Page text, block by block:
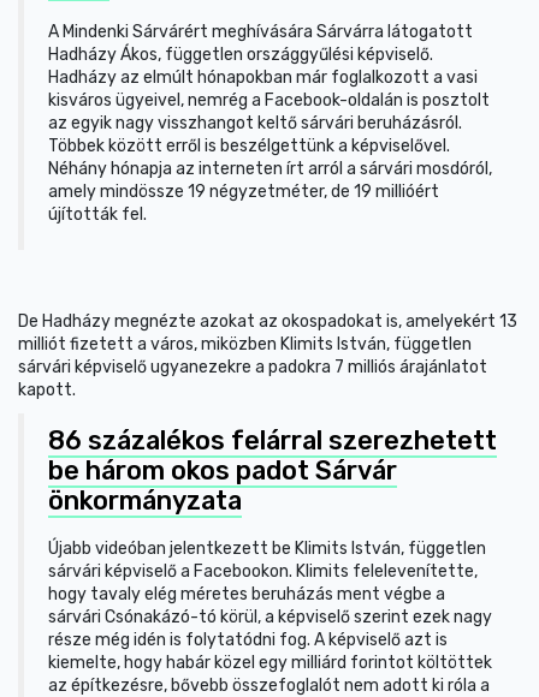
A Mindenki Sárvárért meghívására Sárvárra látogatott
Hadházy Ákos, független országgyűlési képviselő.
Hadházy az elmúlt hónapokban már foglalkozott a vasi
kisváros ügyeivel, nemrég a Facebook-oldalán is posztolt
az egyik nagy visszhangot keltő sárvári beruházásról.
Többek között erről is beszélgettünk a képviselővel.
Néhány hónapja az interneten írt arról a sárvári mosdóról,
amely mindössze 19 négyzetméter, de 19 millióért
újították fel.
De Hadházy megnézte azokat az okospadokat is, amelyekért 13
milliót fizetett a város, miközben Klimits István, független
sárvári képviselő ugyanezekre a padokra 7 milliós árajánlatot
kapott.
86 százalékos felárral szerezhetett
be három okos padot Sárvár
önkormányzata
Újabb videóban jelentkezett be Klimits István, független
sárvári képviselő a Facebookon. Klimits felelevenítette,
hogy tavaly elég méretes beruházás ment végbe a
sárvári Csónakázó-tó körül, a képviselő szerint ezek nagy
része még idén is folytatódni fog. A képviselő azt is
kiemelte, hogy habár közel egy milliárd forintot költöttek
az építkezésre, bővebb összefoglalót nem adott ki róla a